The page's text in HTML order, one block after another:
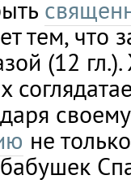
тем, что
(12
не